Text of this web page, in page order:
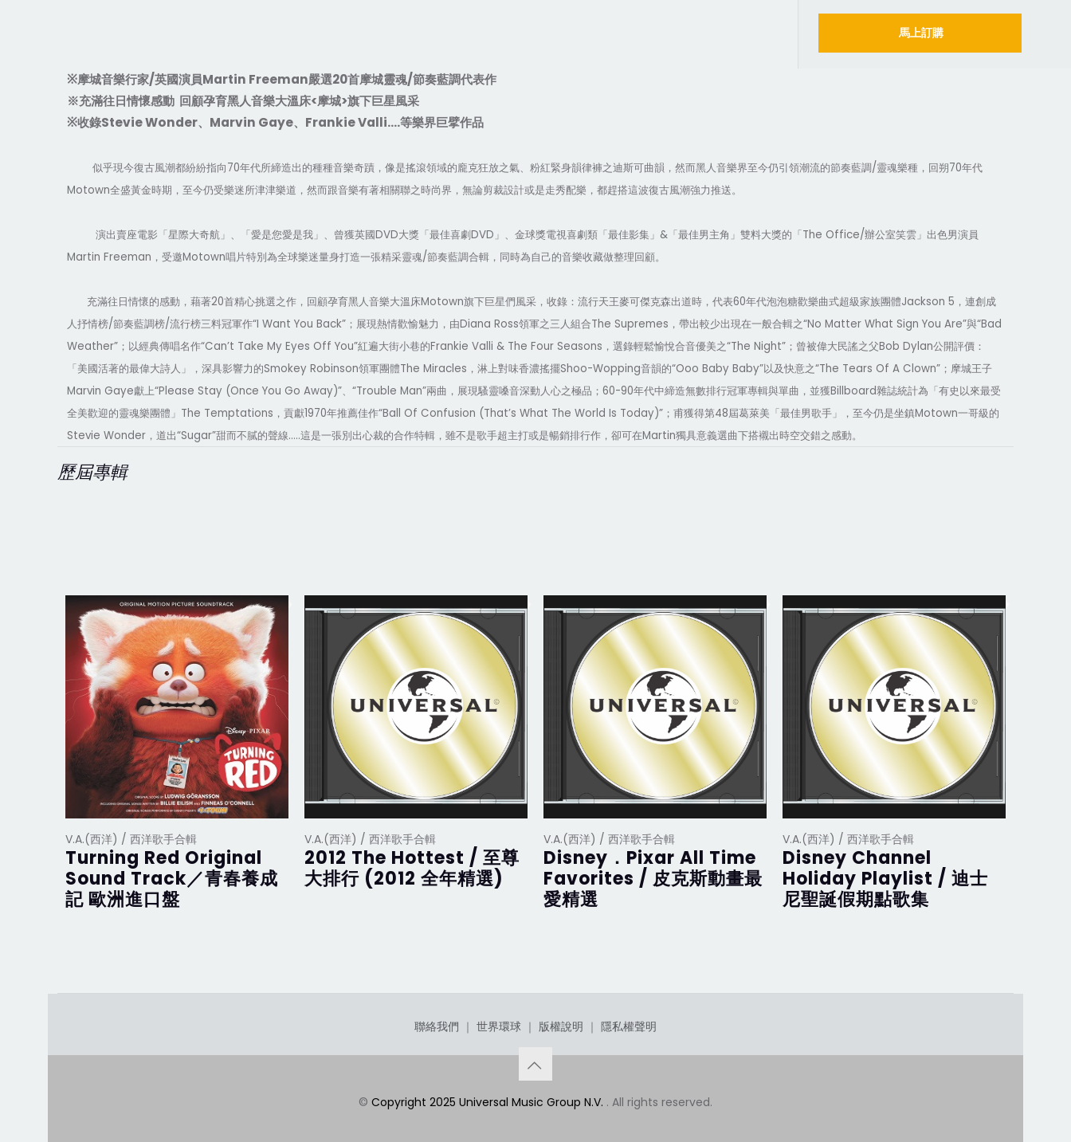
馬上訂購
※摩城音樂行家/英國演員Martin Freeman嚴選20首摩城靈魂/節奏藍調代表作
※充滿往日情懷感動 回顧孕育黑人音樂大溫床<摩城>旗下巨星風采
※收錄Stevie Wonder、 Marvin Gaye、 Frankie Valli….等樂界巨擘作品
似乎現今復古風潮都紛紛指向 70年代所締造出的種種音樂奇蹟，像是搖滾領域的龐克狂放之氣、粉紅緊身韻律褲之迪斯可曲韻，然而黑人音樂界至今仍引領潮流的節奏藍調 /靈魂樂種，回朔70年代
Motown全盛黃金時期，至今仍受樂迷所津津樂道，然而跟音樂有著相關聯之時尚界，無論剪裁設計或是走秀配樂，都趕搭這波復古風潮強力推送。
演出賣座電影「星際大奇航」、「愛是您愛是我」、曾獲英國DVD大獎「最佳喜劇 DVD 」、金球獎電視喜劇類「最佳影集」 & 「最佳男主角」雙料大獎的「 The Office/辦公室笑雲」出色男演員
Martin Freeman ，受邀Motown唱片特別為全球樂迷量身打造一張精采靈魂/節奏藍調合輯，同時為自己的音樂收藏做整理回顧。
充滿往日情懷的感動，藉著20首精心挑選之作，回顧孕育黑人音樂大溫床Motown旗下巨星們風采，收錄：流行天王麥可傑克森出道時，代表60年代泡泡糖歡樂曲式超級家族團體Jackson 5 ，連創成
人抒情榜/節奏藍調榜/流行榜三料冠軍作“I Want You Back” ；展現熱情歡愉魅力，由Diana Ross領軍之三人組合The Supremes ，帶出較少出現在一般合輯之“No Matter What Sign You Are”與“Bad
Weather” ；以經典傳唱名作“Can’t Take My Eyes Off You”紅遍大街小巷的Frankie Valli & The Four Seasons ，選錄輕鬆愉悅合音優美之“The Night” ；曾被偉大民謠之父Bob Dylan公開評價：
「美國活著的最偉大詩人」，深具影響力的Smokey Robinson領軍團體The Miracles ， 淋上對味香濃搖擺Shoo-Wopping音韻的“Ooo Baby Baby”以及快意之“The Tears Of A Clown” ； 摩城王子
Marvin Gaye獻上“Please Stay (Once You Go Away)”、 “Trouble Man”兩曲，展現騷靈嗓音深動人心之極品； 60-90年代中締造無數排行冠軍專輯與單曲，並獲Billboard雜誌統計為「有史以來最受
全美歡迎的靈魂樂團體」 The Temptations ，貢獻1970年推薦佳作“Ball Of Confusion (That’s What The World Is Today)” ；甫獲得第48屆葛萊美「最佳男歌手」，至今仍是坐鎮Motown一哥級的
Stevie Wonder ，道出“Sugar”甜而不膩的聲線…..這是一張別出心裁的合作特輯，雖不是歌手超主打或是暢銷排行作，卻可在Martin獨具意義選曲下搭襯出時空交錯之感動。
歷屆專輯
V.A.(西洋) / 西洋歌手合輯
Turning Red Original
Sound Track／青春養成
記 歐洲進口盤
V.A.(西洋) / 西洋歌手合輯
2012 The Hottest / 至尊
大排行 (2012 全年精選)
V.A.(西洋) / 西洋歌手合輯
Disney．Pixar All Time
Favorites / 皮克斯動畫最
愛精選
V.A.(西洋) / 西洋歌手合輯
Disney Channel
Holiday Playlist / 迪士
尼聖誕假期點歌集
聯絡我們 ｜ 世界環球｜ 版權說明 ｜ 隱私權聲明
© Copyright 2025 Universal Music Group N.V. . All rights reserved.